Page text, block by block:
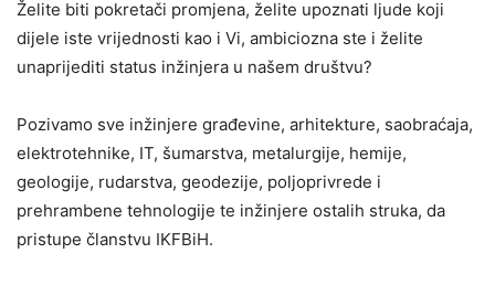
Želite biti pokretači promjena, želite upoznati ljude koji
dijele iste vrijednosti kao i Vi, ambiciozna ste i želite
unaprijediti status inžinjera u našem društvu?
Pozivamo sve inžinjere građevine, arhitekture, saobraćaja,
elektrotehnike, IT, šumarstva, metalurgije, hemije,
geologije, rudarstva, geodezije, poljoprivrede i
prehrambene tehnologije te inžinjere ostalih struka, da
pristupe članstvu IKFBiH.